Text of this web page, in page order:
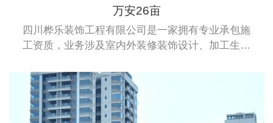
万安26亩
四川桦乐装饰工程有限公司是一家拥有专业承包施
工资质，业务涉及室内外装修装饰设计、加工生产
修装饰专业承包二级资质、建筑幕墙专业承包施工
二级资质和钢结构专业承包施工二级资质。